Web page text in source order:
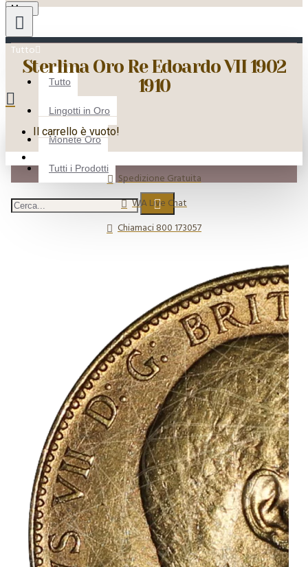
Menu
Tutto
Tutto
Lingotti in Oro
Monete Oro
Tutti i Prodotti
Il carrello è vuoto!
Sterlina Oro Re Edoardo VII 1902
1910
Spedizione Gratuita
WA Live Chat
Chiamaci 800 173057